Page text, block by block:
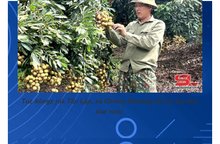
Tuz kôngz jok Tân Lập, xã Chiềng Khương đê txir lưv tsiz
siar nzor.